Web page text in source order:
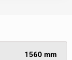
1560 mm